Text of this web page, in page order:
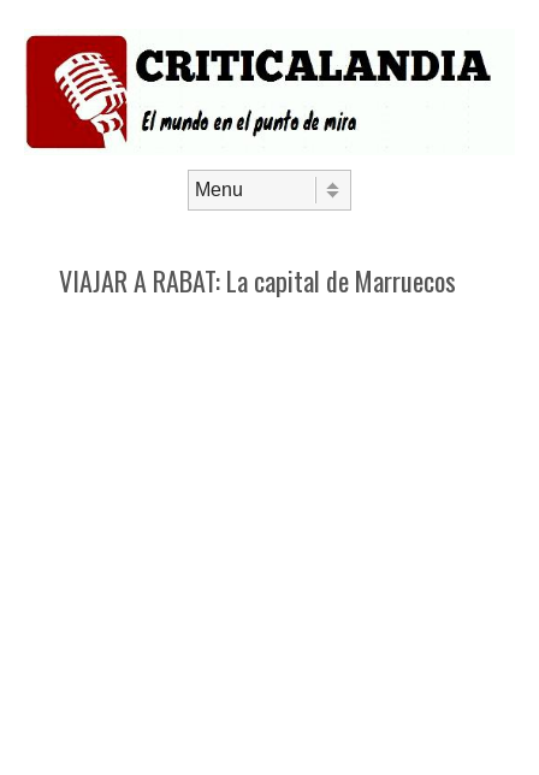
VIAJAR A RABAT: La capital de Marruecos